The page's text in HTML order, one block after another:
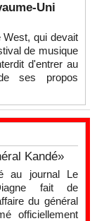
Uni
West, qui devait
de musique
d'entrer au
ses propos
Kandé»
au journal Le
fait de
du général
officiellement